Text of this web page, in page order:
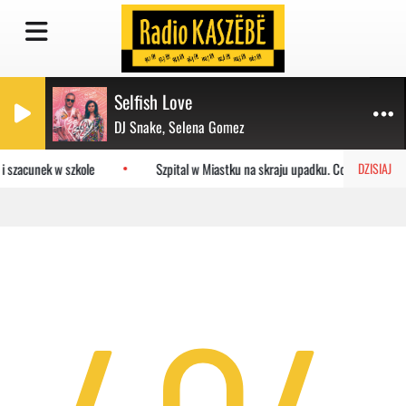
Selfish Love
DJ Snake, Selena Gomez
DZISIAJ
w szkole Szpital w Miastku na skraju upadku. Co czeka